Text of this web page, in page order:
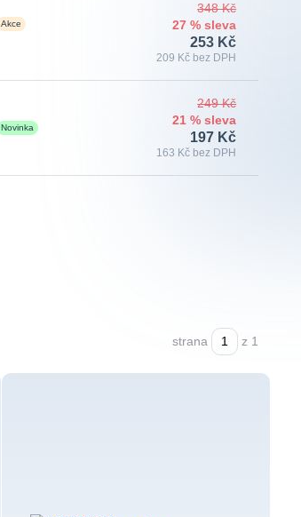
Akce
348 Kč
27 % sleva
253 Kč
209 Kč bez DPH
Novinka
249 Kč
21 % sleva
197 Kč
163 Kč bez DPH
strana z 1